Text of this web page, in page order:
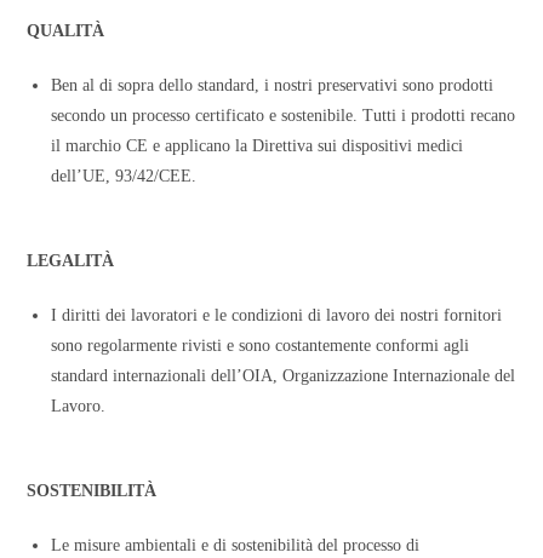
QUALITÀ
Ben al di sopra dello standard, i nostri preservativi sono prodotti
secondo un processo certificato e sostenibile. Tutti i prodotti recano
il marchio CE e applicano la Direttiva sui dispositivi medici
dell’UE, 93/42/CEE.
LEGALITÀ
I diritti dei lavoratori e le condizioni di lavoro dei nostri fornitori
sono regolarmente rivisti e sono costantemente conformi agli
standard internazionali dell’OIA, Organizzazione Internazionale del
Lavoro.
SOSTENIBILITÀ
Le misure ambientali e di sostenibilità del processo di